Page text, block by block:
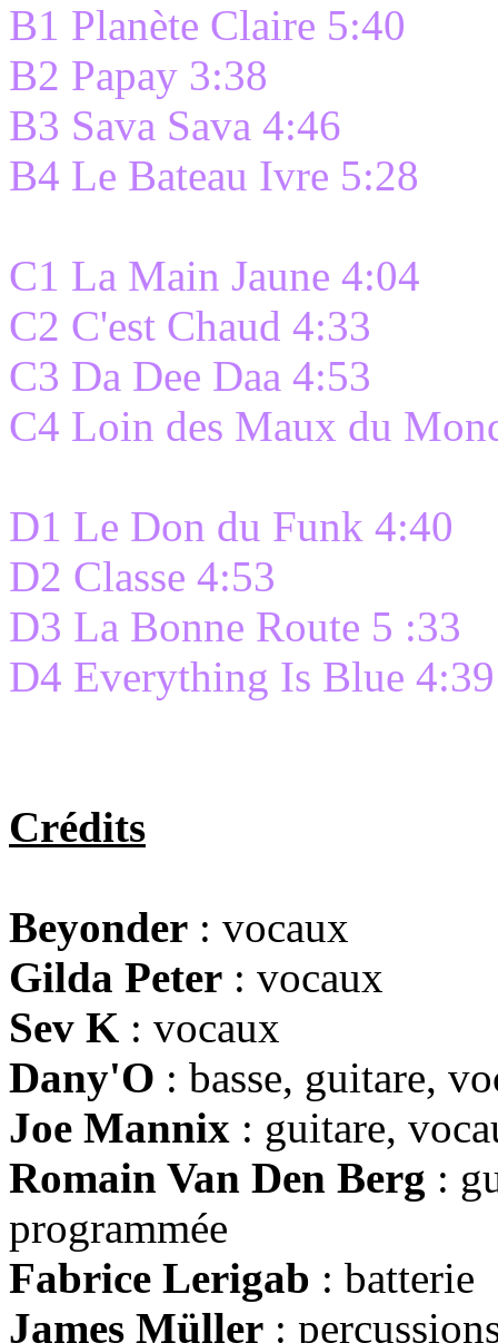
B1 Planète Claire 5:40
B2 Papay 3:38
B3 Sava Sava 4:46
B4 Le Bateau Ivre 5:28
C1 La Main Jaune 4:04
C2 C'est Chaud 4:33
C3 Da Dee Daa 4:53
C4 Loin des Maux du
D1 Le Don du Funk 4:40
D2 Classe 4:53
D3 La Bonne Route 5 :33
D4 Everything Is Blue 4:39
Crédits
Beyonder : vocaux
Gilda Peter : vocaux
Sev K : vocaux
Dany'O : basse, guitare,
Joe Mannix : guitare,
Romain Van Den Berg :
programmée
Fabrice Lerigab : batterie
James Müller :